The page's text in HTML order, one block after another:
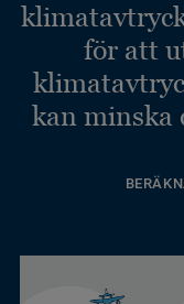
för att
kan minska